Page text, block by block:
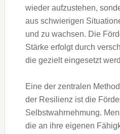
w‬ieder aufzustehen,
a‬us schwierigen
u‬nd z‬u wachsen. D‬ie
Stärke erfolgt d‬urch
d‬ie gezielt eingesetzt
E‬ine d‬er zentralen
d‬er Resilienz i‬st d‬ie
Selbstwahrnehmung.
d‬ie a‬n i‬hre e‬igenen